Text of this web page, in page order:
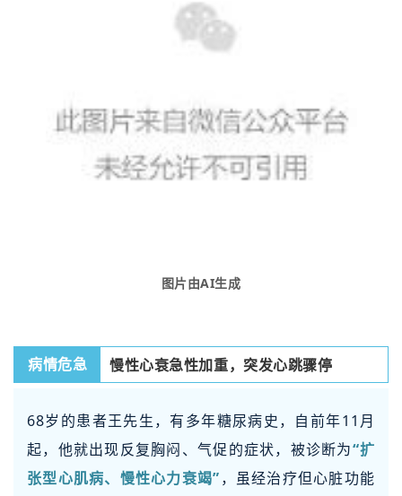
图片由AI生成
病情危急 慢性心衰急性加重，突发心跳骤停
68岁的患者王先生，有多年糖尿病史，自前年11月
起，他就出现反复胸闷、气促的症状，被诊断为“扩
张型心肌病、慢性心力衰竭”，虽经治疗但心脏功能